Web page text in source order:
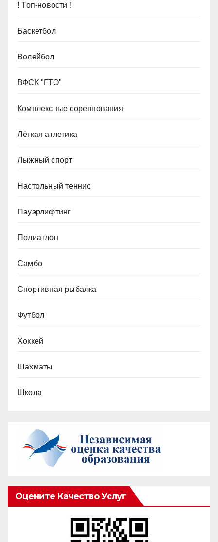
! Топ-новости !
Баскетбол
Волейбол
ВФСК "ГТО"
Комплексные соревнования
Лёгкая атлетика
Лыжный спорт
Настольный теннис
Пауэрлифтинг
Полиатлон
Самбо
Спортивная рыбалка
Футбол
Хоккей
Шахматы
Школа
Оцените Качество Услуг